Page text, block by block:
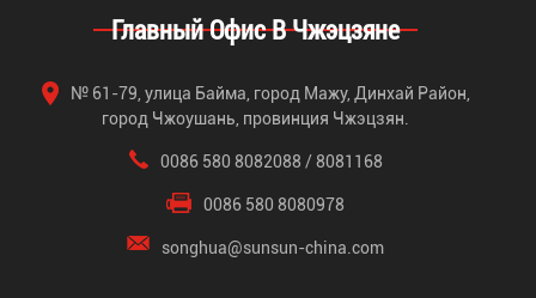
Главный Офис В Чжэцзяне
№ 61-79, улица Байма, город Мажу, Динхай Район,
город Чжоушань, провинция Чжэцзян.
0086 580 8082088 / 8081168
0086 580 8080978
songhua@sunsun-china.com